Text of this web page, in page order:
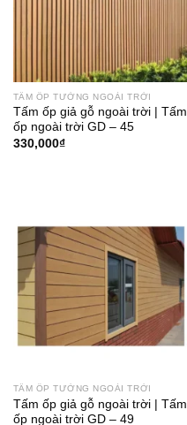
TẤM ỐP TƯỜNG NGOÀI TRỜI
Tấm ốp giả gỗ ngoài trời | Tấm
ốp ngoài trời GD – 45
330,000₫
TẤM ỐP TƯỜNG NGOÀI TRỜI
Tấm ốp giả gỗ ngoài trời | Tấm
ốp ngoài trời GD – 49